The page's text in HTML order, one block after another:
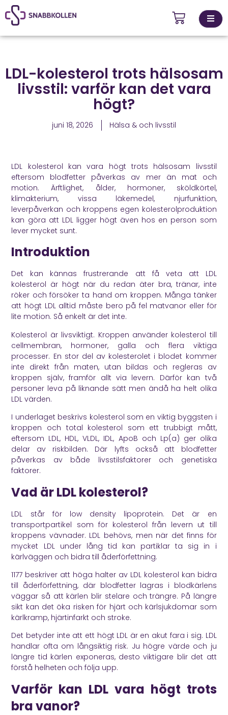
Kontakta
oss
LDL-kolesterol trots hälsosam
livsstil: varför kan det vara
högt?
juni 18, 2026 Hälsa & och livsstil
LDL kolesterol kan vara högt trots hälsosam livsstil
eftersom blodfetter påverkas av mer än mat och
motion. Ärftlighet, ålder, hormoner, sköldkörtel,
klimakterium, vissa läkemedel, njurfunktion,
leverpåverkan och kroppens egen kolesterolproduktion
kan göra att LDL ligger högt även hos en person som
lever mycket sunt.
Introduktion
Det kan kännas frustrerande att få veta att LDL
kolesterol är högt när du redan äter bra, tränar, inte
röker och försöker ta hand om kroppen. Många tänker
att högt LDL alltid måste bero på fel matvanor eller för
lite motion. Så enkelt är det inte.
Kolesterol är livsviktigt. Kroppen använder kolesterol till
cellmembran, hormoner, galla och flera viktiga
processer. En stor del av kolesterolet i blodet kommer
inte direkt från maten, utan bildas och regleras av
kroppen själv, framför allt via levern. Därför kan två
personer leva på liknande sätt men ändå ha helt olika
LDL värden.
I underlaget beskrivs kolesterol som en viktig byggsten i
kroppen och total kolesterol som ett trubbigt mått,
eftersom LDL, HDL, VLDL, IDL, ApoB och Lp(a) ger olika
delar av riskbilden. Där lyfts också att blodfetter
påverkas av både livsstilsfaktorer och genetiska
faktorer.
Vad är LDL kolesterol?
LDL står för low density lipoprotein. Det är en
transportpartikel som för kolesterol från levern ut till
kroppens vävnader. LDL behövs, men när det finns för
mycket LDL under lång tid kan partiklar ta sig in i
kärlväggen och bidra till åderförfettning.
1177 beskriver att höga halter av LDL kolesterol kan bidra
till åderförfettning, där blodfetter lagras i blodkärlens
väggar så att kärlen blir stelare och trängre. På längre
sikt kan det öka risken för hjärt och kärlsjukdomar som
kärlkramp, hjärtinfarkt och stroke.
Det betyder inte att ett högt LDL är en akut fara i sig. LDL
handlar ofta om långsiktig risk. Ju högre värde och ju
längre tid kärlen exponeras, desto viktigare blir det att
förstå helheten och följa upp.
Varför kan LDL vara högt trots
bra vanor?